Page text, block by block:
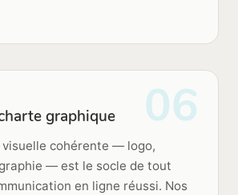
06
graphique
cohérente — logo,
— est le socle de tout
en ligne réussi. Nos